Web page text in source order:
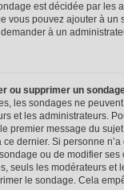
est décidée par les
vous pouvez ajouter à un
à un
ou supprimer un
les sondages ne
et les administrateurs.
premier message du
dernier. Si personne
ou de modifier ses
seuls les modérateurs et
le sondage. Cela